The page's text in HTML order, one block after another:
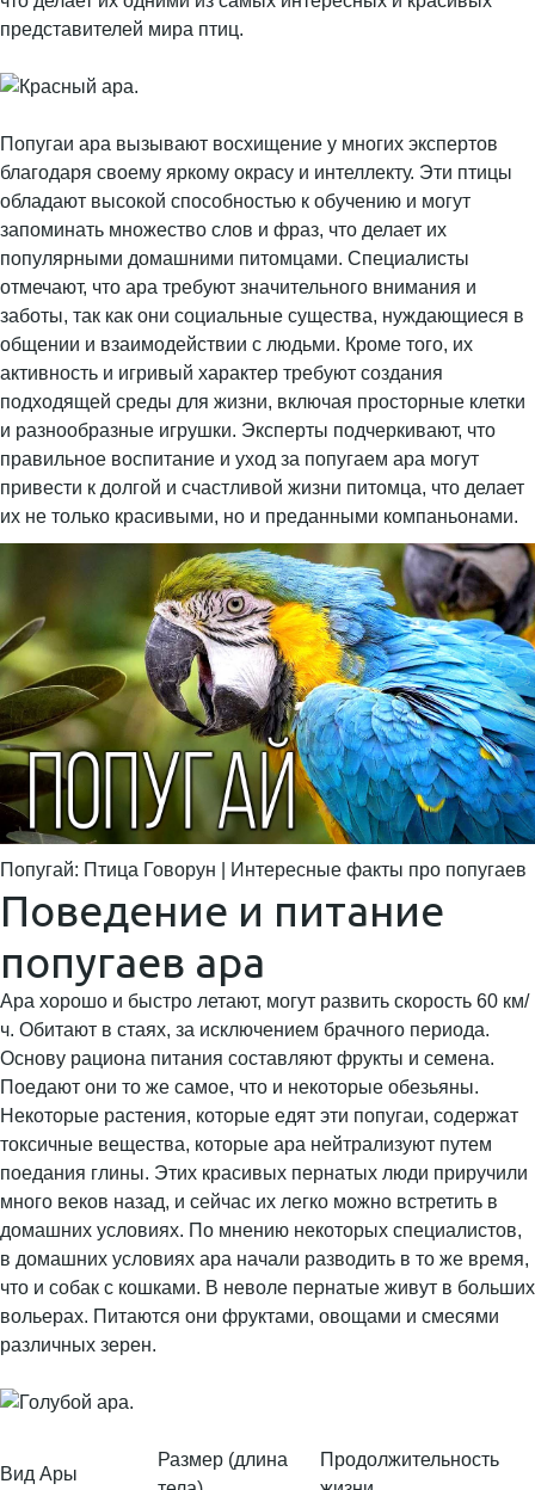
представителей мира птиц.
Попугаи ара вызывают восхищение у многих экспертов
благодаря своему яркому окрасу и интеллекту. Эти птицы
обладают высокой способностью к обучению и могут
запоминать множество слов и фраз, что делает их
популярными домашними питомцами. Специалисты
отмечают, что ара требуют значительного внимания и
заботы, так как они социальные существа, нуждающиеся в
общении и взаимодействии с людьми. Кроме того, их
активность и игривый характер требуют создания
подходящей среды для жизни, включая просторные клетки
и разнообразные игрушки. Эксперты подчеркивают, что
правильное воспитание и уход за попугаем ара могут
привести к долгой и счастливой жизни питомца, что делает
их не только красивыми, но и преданными компаньонами.
Попугай: Птица Говорун | Интересные факты про попугаев
Поведение и питание
попугаев ара
Ара хорошо и быстро летают, могут развить скорость 60 км/
ч. Обитают в стаях, за исключением брачного периода.
Основу рациона питания составляют фрукты и семена.
Поедают они то же самое, что и некоторые обезьяны.
Некоторые растения, которые едят эти попугаи, содержат
токсичные вещества, которые ара нейтрализуют путем
поедания глины. Этих красивых пернатых люди приручили
много веков назад, и сейчас их легко можно встретить в
домашних условиях. По мнению некоторых специалистов,
в домашних условиях ара начали разводить в то же время,
что и собак с кошками. В неволе пернатые живут в больших
вольерах. Питаются они фруктами, овощами и смесями
различных зерен.
Вид Ары
Размер (длина
Продолжительность